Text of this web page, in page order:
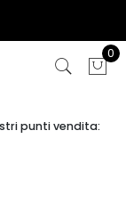
0
punti vendita: